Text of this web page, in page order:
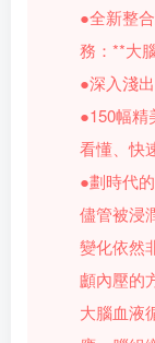
●全新整
務：**大
●深入淺
●150幅精
看懂、快
●劃時代
儘管被浸
變化依然
顱內壓的
大腦血液